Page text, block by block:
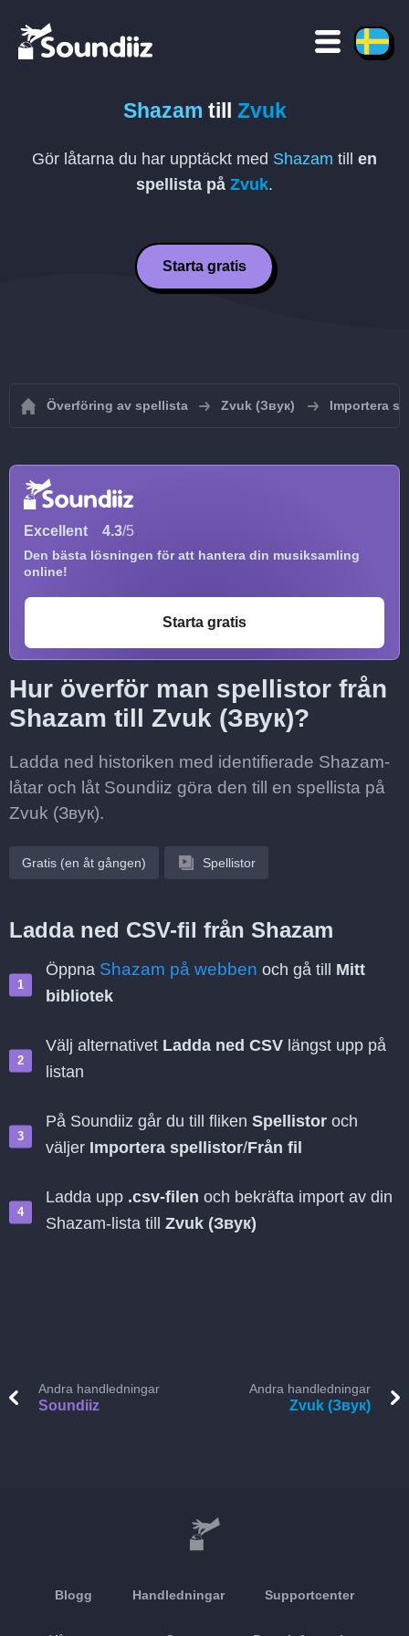
Shazam till Zvuk
Gör låtarna du har upptäckt med Shazam till en
spellista på Zvuk.
Starta gratis
Överföring av spellista Zvuk (Звук) Importera
Excellent 4.3/5
Den bästa lösningen för att hantera din musiksamling
online!
Starta gratis
Hur överför man spellistor från
Shazam till Zvuk (Звук)?
Ladda ned historiken med identifierade Shazam-
låtar och låt Soundiiz göra den till en spellista på
Zvuk (Звук).
Gratis (en åt gången) Spellistor
Ladda ned CSV-fil från Shazam
Öppna Shazam på webben och gå till Mitt
bibliotek
Välj alternativet Ladda ned CSV längst upp på
listan
På Soundiiz går du till fliken Spellistor och
väljer Importera spellistor/Från fil
Ladda upp .csv-filen och bekräfta import av din
Shazam-lista till Zvuk (Звук)
Andra handledningar
Soundiiz
Andra handledningar
Zvuk (Звук)
Blogg Handledningar Supportcenter